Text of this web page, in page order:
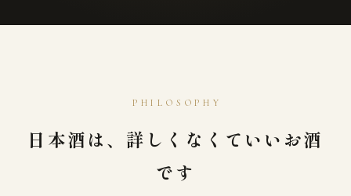
PHILOSOPHY
日本酒は、詳しくなくていいお酒
です